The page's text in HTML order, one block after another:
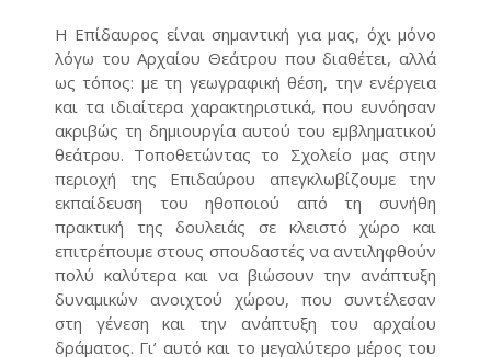
Η Επίδαυρος είναι σημαντική για μας, όχι μόνο
λόγω του Αρχαίου Θεάτρου που διαθέτει, αλλά
ως τόπος: με τη γεωγραφική θέση, την ενέργεια
και τα ιδιαίτερα χαρακτηριστικά, που ευνόησαν
ακριβώς τη δημιουργία αυτού του εμβληματικού
θεάτρου. Τοποθετώντας το Σχολείο μας στην
περιοχή της Επιδαύρου απεγκλωβίζουμε την
εκπαίδευση του ηθοποιού από τη συνήθη
πρακτική της δουλειάς σε κλειστό χώρο και
επιτρέπουμε στους σπουδαστές να αντιληφθούν
πολύ καλύτερα και να βιώσουν την ανάπτυξη
δυναμικών ανοιχτού χώρου, που συντέλεσαν
στη γένεση και την ανάπτυξη του αρχαίου
δράματος. Γι’ αυτό και το μεγαλύτερο μέρος του